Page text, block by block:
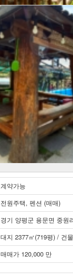
계약가능
전원주택, 펜션 (매매)
경기 양평군 용문면 중원
대지 2377㎡(719평) / 건
매매가 120,000 만